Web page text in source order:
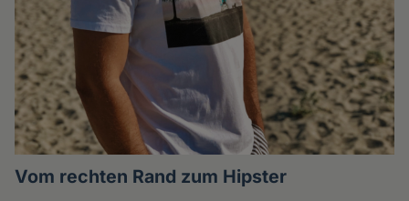
Vom rechten Rand zum Hipster